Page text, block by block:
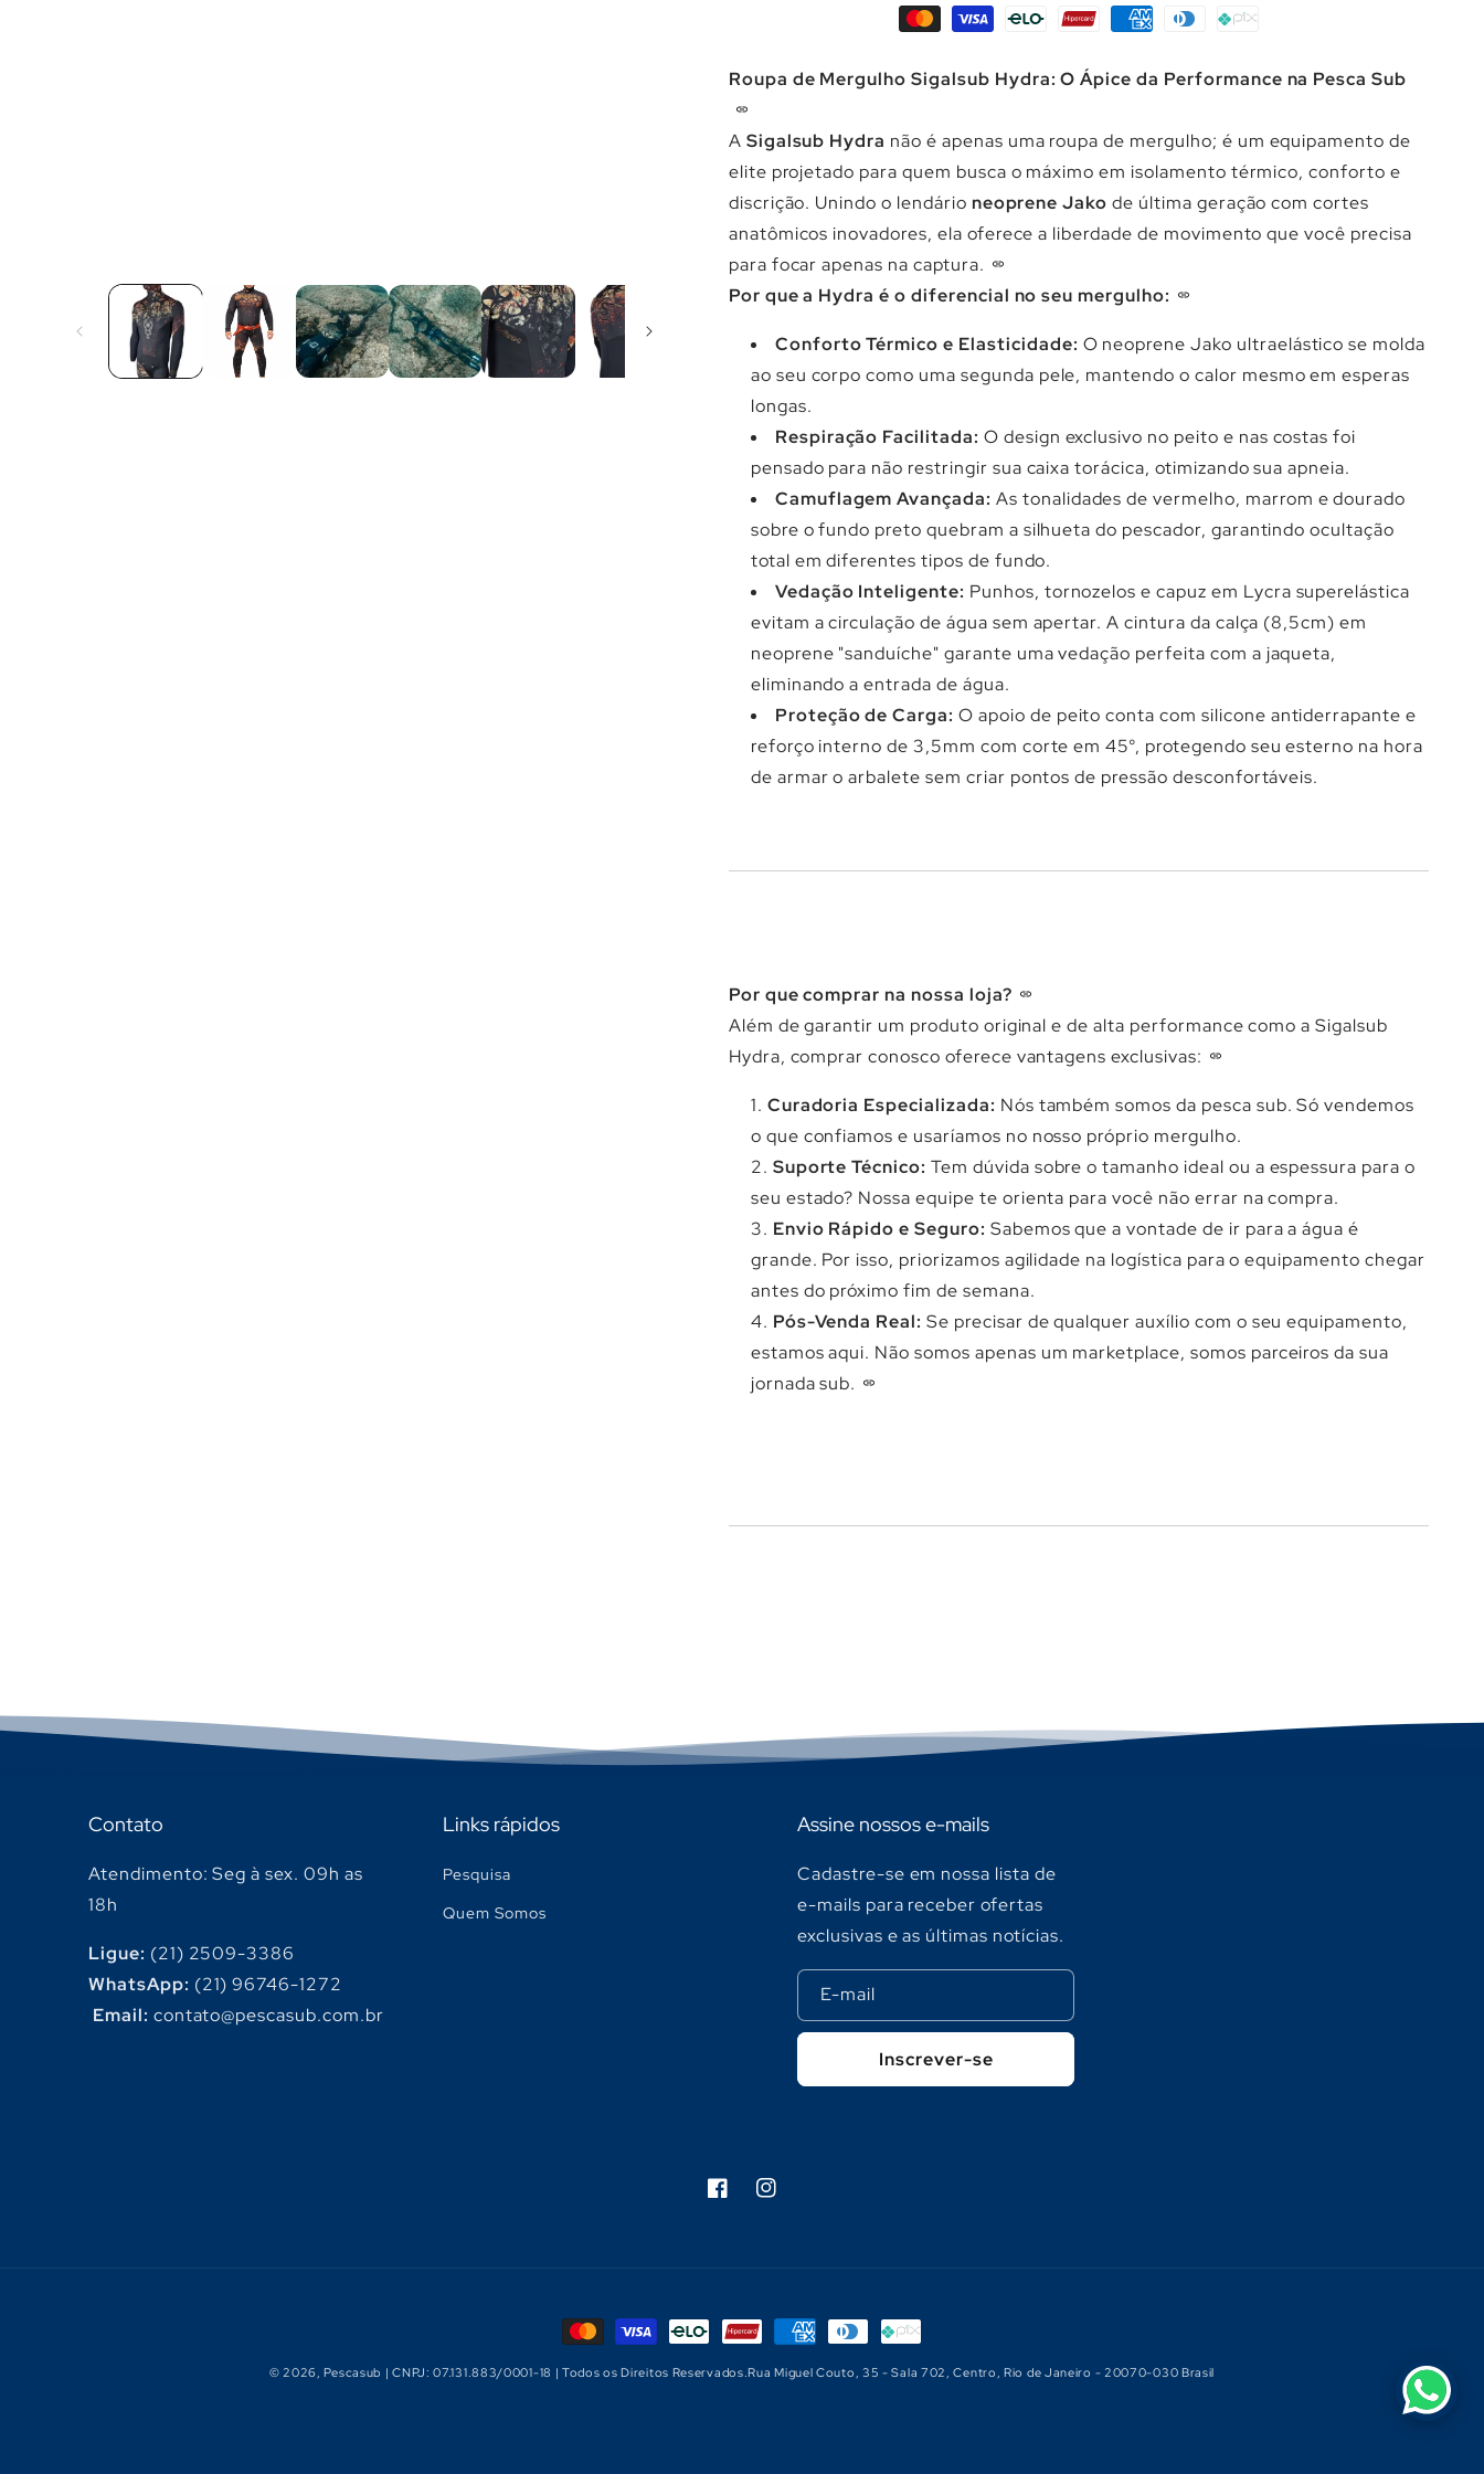
Roupa de Mergulho Sigalsub Hydra: O Ápice da Performance na Pesca Sub
A Sigalsub Hydra não é apenas uma roupa de mergulho; é um equipamento de
elite projetado para quem busca o máximo em isolamento térmico, conforto e
discrição. Unindo o lendário neoprene Jako de última geração com cortes
anatômicos inovadores, ela oferece a liberdade de movimento que você precisa
para focar apenas na captura.
Por que a Hydra é o diferencial no seu mergulho:
Conforto Térmico e Elasticidade: O neoprene Jako ultraelástico se molda
ao seu corpo como uma segunda pele, mantendo o calor mesmo em esperas
longas.
Respiração Facilitada: O design exclusivo no peito e nas costas foi
pensado para não restringir sua caixa torácica, otimizando sua apneia.
Camuflagem Avançada: As tonalidades de vermelho, marrom e dourado
sobre o fundo preto quebram a silhueta do pescador, garantindo ocultação
total em diferentes tipos de fundo.
Vedação Inteligente: Punhos, tornozelos e capuz em Lycra superelástica
evitam a circulação de água sem apertar. A cintura da calça (8,5cm) em
neoprene "sanduíche" garante uma vedação perfeita com a jaqueta,
eliminando a entrada de água.
Proteção de Carga: O apoio de peito conta com silicone antiderrapante e
reforço interno de 3,5mm com corte em 45°, protegendo seu esterno na hora
de armar o arbalete sem criar pontos de pressão desconfortáveis.
Por que comprar na nossa loja?
Além de garantir um produto original e de alta performance como a Sigalsub
Hydra, comprar conosco oferece vantagens exclusivas:
Curadoria Especializada: Nós também somos da pesca sub. Só vendemos
o que confiamos e usaríamos no nosso próprio mergulho.
Suporte Técnico: Tem dúvida sobre o tamanho ideal ou a espessura para o
seu estado? Nossa equipe te orienta para você não errar na compra.
Envio Rápido e Seguro: Sabemos que a vontade de ir para a água é
grande. Por isso, priorizamos agilidade na logística para o equipamento chegar
antes do próximo fim de semana.
Pós-Venda Real: Se precisar de qualquer auxílio com o seu equipamento,
estamos aqui. Não somos apenas um marketplace, somos parceiros da sua
jornada sub.
Contato
Atendimento: Seg à sex. 09h as
18h
Ligue: (21) 2509-3386
WhatsApp: (21) 96746-1272
Email: contato@pescasub.com.br
Links rápidos
Pesquisa
Quem Somos
Assine nossos e-mails
Cadastre-se em nossa lista de
e-mails para receber ofertas
exclusivas e as últimas notícias.
E-mail
Inscrever-se
FacebookInstagram
Formas
de
© 2026,Pescasub | CNPJ: 07.131.883/0001-18 | Todos os Direitos Reservados.Rua Miguel Couto, 35 - Sala 702, Centro, Rio de Janeiro - 20070-030 Brasil